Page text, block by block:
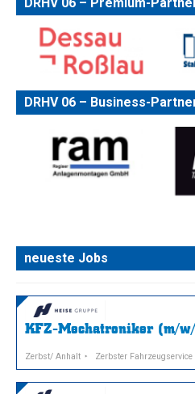
DRHV 06 – Business-
neueste Jobs
KFZ-Mechatroniker (m/
Zerbst/ Anhalt Zerbster Fahrzeugservice